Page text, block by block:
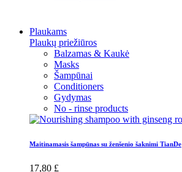
Plaukams
Plaukų priežiūros
Balzamas & Kaukė
Masks
Šampūnai
Conditioners
Gydymas
No - rinse products
Maitinamasis šampūnas su ženšenio šaknimi TianDe
17,80 £